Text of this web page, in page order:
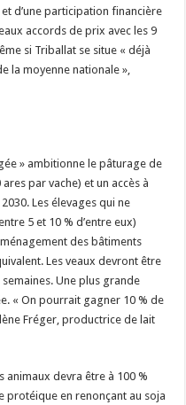
d’une participation financière
accords de prix avec les 9
si Triballat se situe « déjà
la moyenne nationale »,
» ambitionne le pâturage de
par vache) et un accès à
Les élevages qui ne
5 et 10 % d’entre eux)
des bâtiments
Les veaux devront être
semaines. Une plus grande
« On pourrait gagner 10 % de
Fréger, productrice de lait
animaux devra être à 100 %
protéique en renonçant au soja